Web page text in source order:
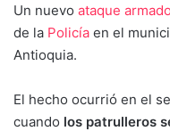
Un nuevo ataque armado
de la Policía en el
Antioquia.
El hecho ocurrió en el
cuando los patrulleros